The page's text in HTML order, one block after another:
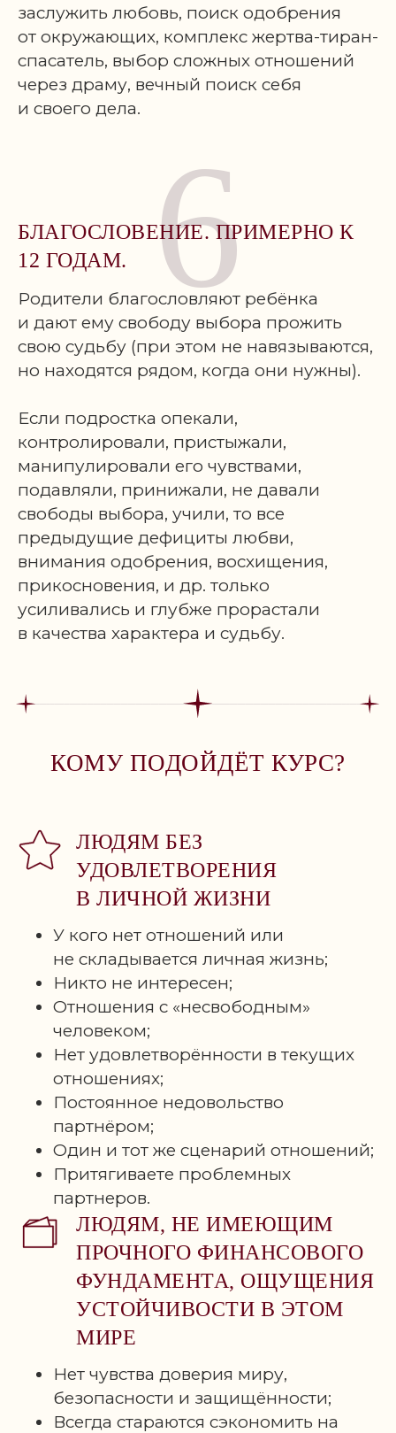
заслужить любовь, поиск одобрения
от окружающих, комплекс жертва-тиран-
спасатель, выбор сложных отношений
через драму, вечный поиск себя
и своего дела.
БЛАГОСЛОВЕНИЕ. ПРИМЕРНО К
12 ГОДАМ.
Родители благословляют ребёнка
и дают ему свободу выбора прожить
свою судьбу (при этом не навязываются,
но находятся рядом, когда они нужны).
Если подростка опекали,
контролировали, пристыжали,
манипулировали его чувствами,
подавляли, принижали, не давали
свободы выбора, учили, то все
предыдущие дефициты любви,
внимания одобрения, восхищения,
прикосновения, и др. только
усиливались и глубже прорастали
в качества характера и судьбу.
6
КОМУ ПОДОЙДЁТ КУРС?
ЛЮДЯМ БЕЗ
УДОВЛЕТВОРЕНИЯ
В ЛИЧНОЙ ЖИЗНИ
У кого нет отношений или
не складывается личная жизнь;
Никто не интересен;
Отношения с «несвободным»
человеком;
Нет удовлетворённости в текущих
отношениях;
Постоянное недовольство
партнёром;
Один и тот же сценарий отношений;
Притягиваете проблемных
партнеров.
ЛЮДЯМ, НЕ ИМЕЮЩИМ
ПРОЧНОГО ФИНАНСОВОГО
ФУНДАМЕНТА, ОЩУЩЕНИЯ
УСТОЙЧИВОСТИ В ЭТОМ
МИРЕ
Нет чувства доверия миру,
безопасности и защищённости;
Всегда стараются сэкономить на
4 ОПОРЫ
ИСЦЕЛЕНИЯ
(ПРОГРАММА)
нажми на +, чтобы прочитать
подробности
И ВНУТРЕННИЙ
РЕБЁНОК